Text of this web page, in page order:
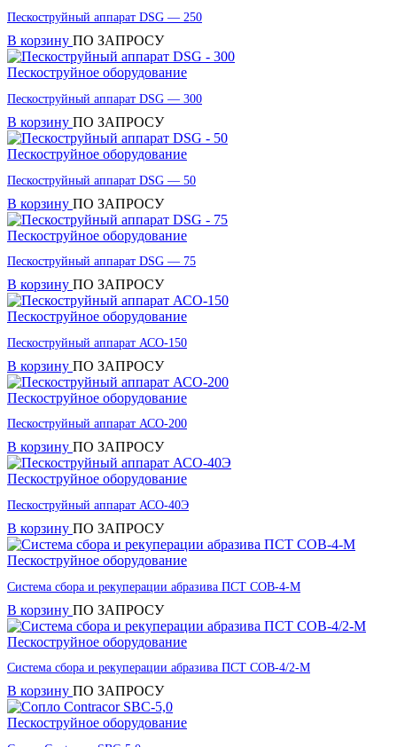
Пескоструйный аппарат DSG — 250
В корзину ПО ЗАПРОСУ
Пескоструйное оборудование
Пескоструйный аппарат DSG — 300
В корзину ПО ЗАПРОСУ
Пескоструйное оборудование
Пескоструйный аппарат DSG — 50
В корзину ПО ЗАПРОСУ
Пескоструйное оборудование
Пескоструйный аппарат DSG — 75
В корзину ПО ЗАПРОСУ
Пескоструйное оборудование
Пескоструйный аппарат АСО-150
В корзину ПО ЗАПРОСУ
Пескоструйное оборудование
Пескоструйный аппарат АСО-200
В корзину ПО ЗАПРОСУ
Пескоструйное оборудование
Пескоструйный аппарат АСО-40Э
В корзину ПО ЗАПРОСУ
Пескоструйное оборудование
Система сбора и рекуперации абразива ПСТ СОВ-4-М
В корзину ПО ЗАПРОСУ
Пескоструйное оборудование
Система сбора и рекуперации абразива ПСТ СОВ-4/2-М
В корзину ПО ЗАПРОСУ
Пескоструйное оборудование